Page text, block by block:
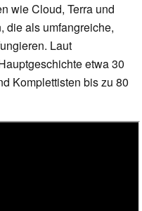
wie Cloud, Terra und
die als umfangreiche,
Laut
etwa 30
Komplettisten bis zu 80